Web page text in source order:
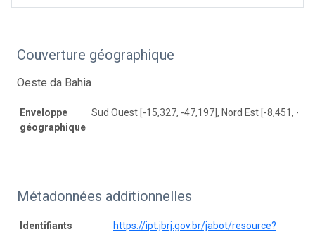
Couverture géographique
Oeste da Bahia
Enveloppe
géographique
Sud Ouest [-15,327, -47,197], Nord Est [-8,451, -
Métadonnées additionnelles
Identifiants
https://ipt.jbrj.gov.br/jabot/resource?